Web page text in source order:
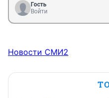
Гость
Войти
Новости СМИ2